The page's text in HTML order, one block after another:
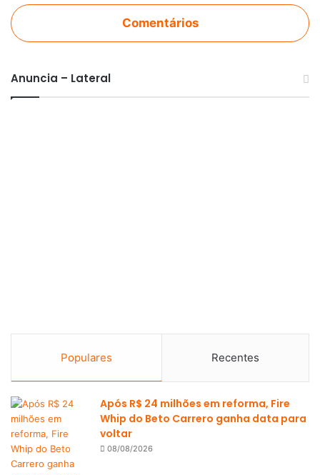
Comentários
Anuncia – Lateral
Populares Recentes
Após R$ 24 milhões em reforma, Fire
Whip do Beto Carrero ganha data para
voltar
08/08/2026